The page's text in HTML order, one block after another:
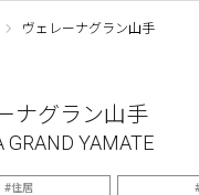
ヴェレーナグラン山手
ナグラン山手
GRAND YAMATE
住居